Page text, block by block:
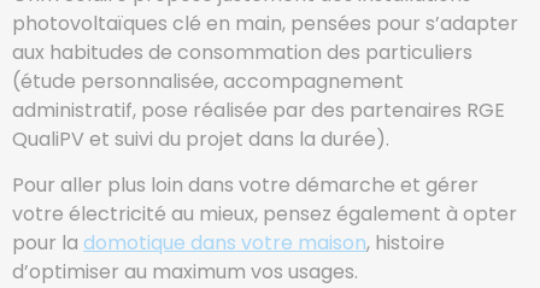
photovoltaïques clé en main, pensées pour s’adapter
aux habitudes de consommation des particuliers
(étude personnalisée, accompagnement
administratif, pose réalisée par des partenaires RGE
QualiPV et suivi du projet dans la durée).
Pour aller plus loin dans votre démarche et gérer
votre électricité au mieux, pensez également à opter
pour la domotique dans votre maison, histoire
d’optimiser au maximum vos usages.